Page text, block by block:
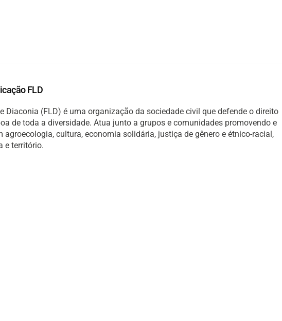
FLD
Diaconia (FLD) é uma organização da sociedade civil que defende o direito
de toda a diversidade. Atua junto a grupos e comunidades promovendo e
agroecologia, cultura, economia solidária, justiça de gênero e étnico-racial,
e território.